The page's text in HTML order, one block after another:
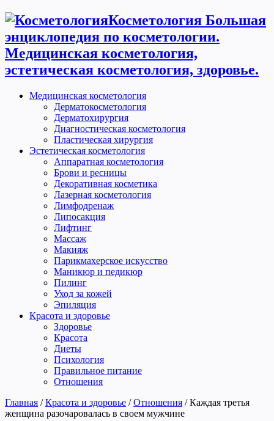
Косметология Большая
энциклопедия по косметологии.
Медицинская косметология,
эстетическая косметология, здоровье.
Медицинская косметология
Дерматокосметология
Дерматохирургия
Диагностическая косметология
Пластическая хирургия
Эстетическая косметология
Аппаратная косметология
Брови и ресницы
Декоративная косметика
Лазерная косметология
Лимфодренаж
Липосакция
Лифтинг
Массаж
Макияж
Парикмахерское искусство
Маникюр и педикюр
Пилинг
Уход за кожей
Эпиляция
Красота и здоровье
Здоровье
Красота
Диеты
Психология
Правильное питание
Отношения
Главная / Красота и здоровье / Отношения / Каждая третья
женщина разочаровалась в своем мужчине